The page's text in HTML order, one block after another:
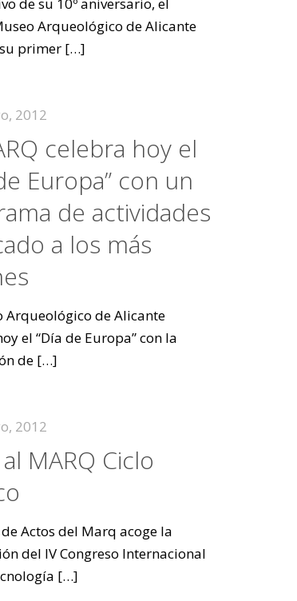
Arqueológico de Alicante
primer […]
2012
celebra hoy el
Europa” con un
de actividades
a los más
Arqueológico de Alicante
el “Día de Europa” con la
de […]
2012
MARQ Ciclo
Actos del Marq acoge la
del IV Congreso Internacional
[…]